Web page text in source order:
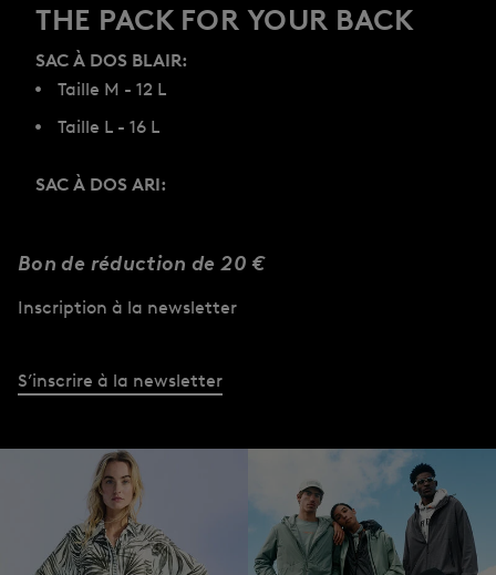
THE PACK FOR YOUR BACK
SAC À DOS BLAIR:
Taille M - 12 L
Taille L - 16 L
SAC À DOS ARI:
Taille M - 12 L
Bon de réduction de 20 €
Inscription à la newsletter
S’inscrire à la newsletter